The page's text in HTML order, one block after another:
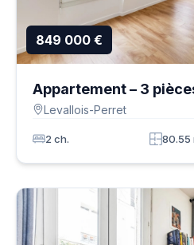
849 000 €
Appartement – 3
Levallois-Perret
2 ch. 80.55